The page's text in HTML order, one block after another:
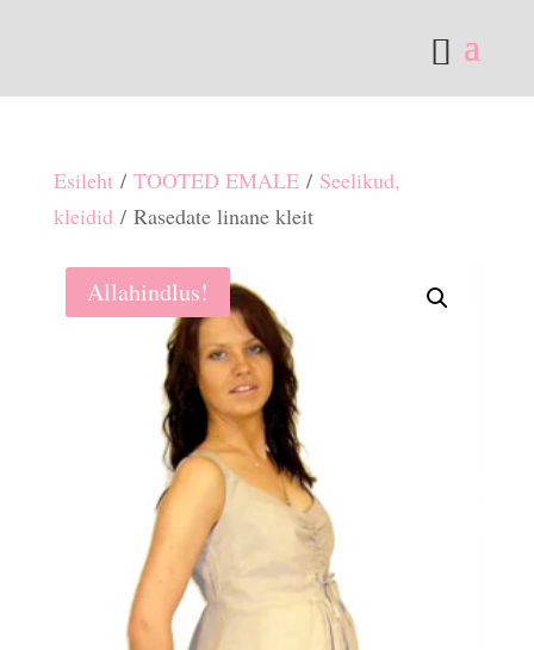
Esileht/ TOOTED EMALE/ Seelikud,
kleidid/ Rasedate linane kleit
Allahindlus!